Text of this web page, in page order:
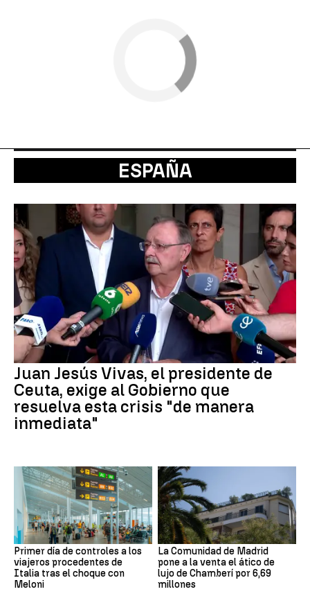
ESPAÑA
Juan Jesús Vivas, el presidente de
Ceuta, exige al Gobierno que
resuelva esta crisis "de manera
inmediata"
Primer día de controles a los
viajeros procedentes de
Italia tras el choque con
Meloni
La Comunidad de Madrid
pone a la venta el ático de
lujo de Chamberí por 6,69
millones